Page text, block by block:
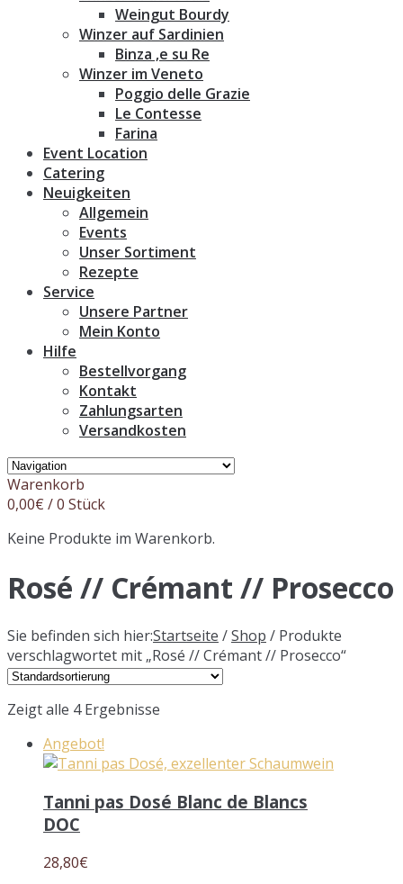
Weingut Bourdy
Winzer auf Sardinien
Binza ‚e su Re
Winzer im Veneto
Poggio delle Grazie
Le Contesse
Farina
Event Location
Catering
Neuigkeiten
Allgemein
Events
Unser Sortiment
Rezepte
Service
Unsere Partner
Mein Konto
Hilfe
Bestellvorgang
Kontakt
Zahlungsarten
Versandkosten
Warenkorb
0,00€ / 0 Stück
Keine Produkte im Warenkorb.
Rosé // Crémant // Prosecco
Sie befinden sich hier:Startseite /Shop / Produkte
verschlagwortet mit „Rosé // Crémant // Prosecco“
Zeigt alle 4 Ergebnisse
Angebot!
Tanni pas Dosé Blanc de Blancs
DOC
28,80€